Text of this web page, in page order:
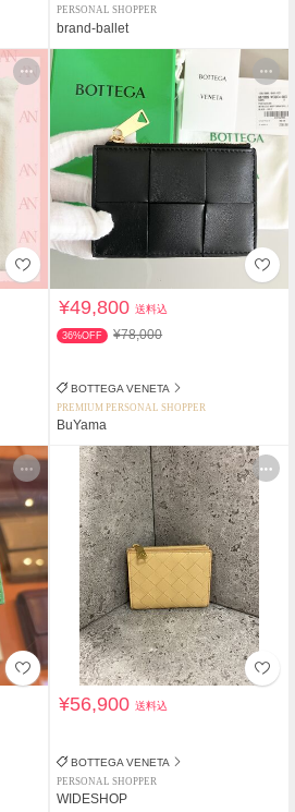
PERSONAL SHOPPER
brand-ballet
¥49,800送料込
36%OFF ¥78,000
BOTTEGA VENETA
PREMIUM PERSONAL SHOPPER
BuYama
¥56,900送料込
BOTTEGA VENETA
PERSONAL SHOPPER
WIDESHOP